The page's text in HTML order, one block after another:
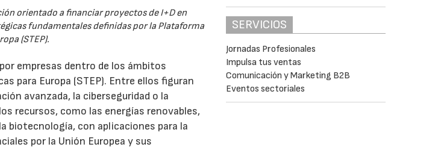
orientado a financiar proyectos de I+D en
fundamentales definidas por la Plataforma
(STEP).
empresas dentro de los ámbitos
para Europa (STEP). Entre ellos figuran
avanzada, la ciberseguridad o la
recursos, como las energías renovables,
biotecnología, con aplicaciones para la
por la Unión Europea y sus
SERVICIOS
Jornadas Profesionales
Impulsa tus ventas
Comunicación y Marketing B2B
Eventos sectoriales